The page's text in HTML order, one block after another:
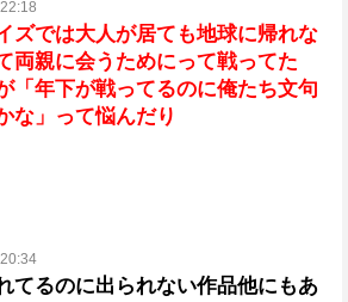
ズでは大人が居ても地球に帰れな
両親に会うためにって戦ってた
「年下が戦ってるのに俺たち文句
な」って悩んだり
てるのに出られない作品他にもあ